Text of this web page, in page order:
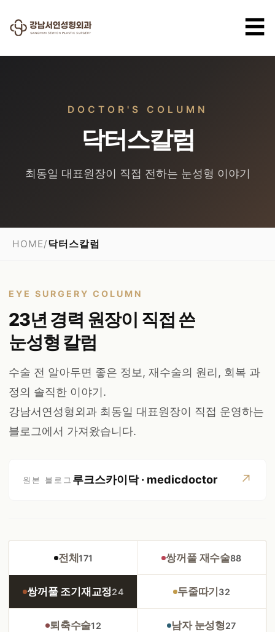
☰
DOCTOR'S COLUMN
닥터스칼럼
최동일 대표원장이 직접 전하는 눈성형 이야기
HOME/닥터스칼럼
EYE SURGERY COLUMN
23년 경력 원장이 직접 쓴
눈성형 칼럼
수술 전 알아두면 좋은 정보, 재수술의 원리, 회복 과
정의 솔직한 이야기.
강남서연성형외과 최동일 대표원장이 직접 운영하는
블로그에서 가져왔습니다.
원본 블로그 루크스카이닥 · medicdoctor ↗
전체171 쌍꺼풀 재수술88
쌍꺼풀 조기재교정24 두줄따기 32
퇴축수술12 남자 눈성형27